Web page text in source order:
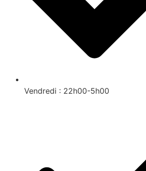
Vendredi : 22h00-5h00